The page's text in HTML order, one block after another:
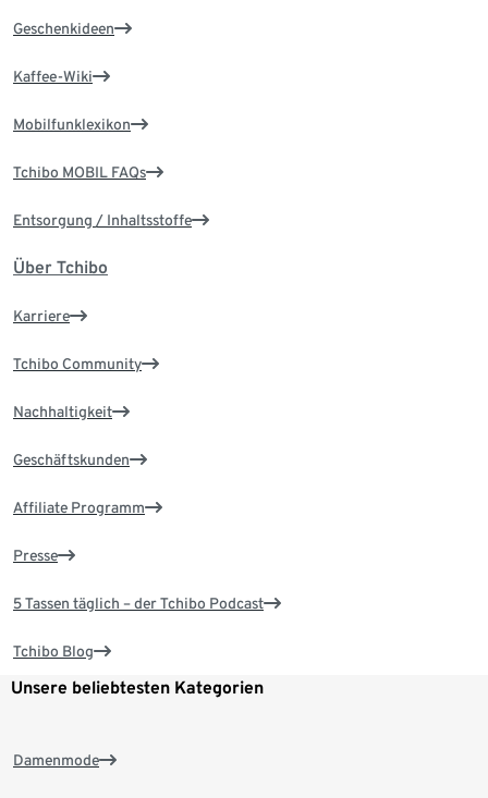
Geschenkideen
Kaffee-Wiki
Mobilfunklexikon
Tchibo MOBIL FAQs
Entsorgung / Inhaltsstoffe
Über Tchibo
Karriere
Tchibo Community
Nachhaltigkeit
Geschäftskunden
Affiliate Programm
Presse
5 Tassen täglich – der Tchibo Podcast
Tchibo Blog
Unsere beliebtesten Kategorien
Damenmode